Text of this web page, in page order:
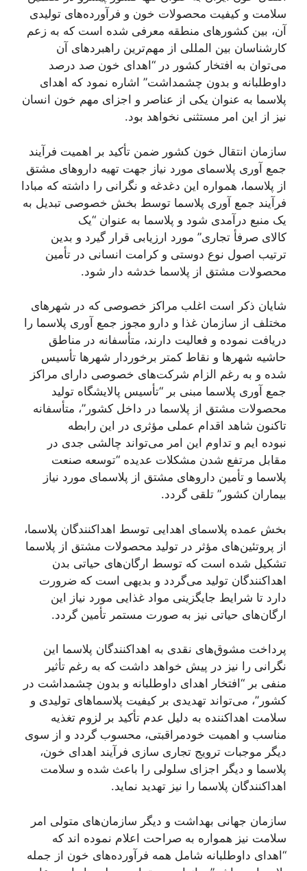
سلامت و کیفیت محصولات خون و فرآورده‌های تولیدی
آن، بین کشورهای منطقه معرفی شده است که به زعم
کارشناسان بین المللی از مهم‌ترین راهبردهای آن
می‌توان به افتخار کشور در “اهدای خون صد درصد
داوطلبانه و بدون چشمداشت” اشاره نمود که اهدای
پلاسما به عنوان یکی از عناصر و اجزای مهم خون انسان
نیز از این امر مستثنی نخواهد بود.
سازمان انتقال خون کشور ضمن تأکید بر اهمیت فرآیند
جمع آوری پلاسمای مورد نیاز جهت تهیه داروهای مشتق
از پلاسما، همواره این دغدغه و نگرانی را داشته که مبادا
فرآیند جمع آوری پلاسما توسط بخش خصوصی تبدیل به
یک منبع درآمدی شود و پلاسما به عنوان “یک
کالای صرفأ تجاری” مورد ارزیابی قرار گیرد و بدین
ترتیب اصول نوع دوستی و کرامت انسانی در تأمین
محصولات مشتق از پلاسما خدشه دار شود.
شایان ذکر است اغلب مراکز خصوصی که در شهرهای
مختلف از سازمان غذا و دارو مجوز جمع آوری پلاسما را
دریافت نموده و فعالیت دارند، متأسفانه در مناطق
حاشیه شهرها و نقاط کمتر برخوردار شهرها تأسیس
شده و به رغم الزام شرکت‌های خصوصی دارای مراکز
جمع آوری پلاسما مبنی بر “تأسیس پالایشگاه تولید
محصولات مشتق از پلاسما در داخل کشور”، متأسفانه
تاکنون شاهد اقدام عملی مؤثری در این رابطه
نبوده ایم و تداوم این امر می‌تواند چالشی جدی در
مقابل مرتفع شدن مشکلات عدیده “توسعه صنعت
پلاسما و تأمین داروهای مشتق از پلاسمای مورد نیاز
بیماران کشور” تلقی گردد.
بخش عمده پلاسمای اهدایی توسط اهداکنندگان پلاسما،
از پروتئین‌های مؤثر در تولید محصولات مشتق از پلاسما
تشکیل شده است که توسط ارگان‌های حیاتی بدن
اهداکنندگان تولید می‌گردد و بدیهی است که ضرورت
دارد تا شرایط جایگزینی مواد غذایی مورد نیاز این
ارگان‌های حیاتی نیز به صورت مستمر تأمین گردد.
پرداخت مشوق‌های نقدی به اهداکنندگان پلاسما این
نگرانی را نیز در پیش خواهد داشت که به رغم تأثیر
منفی بر “افتخار اهدای داوطلبانه و بدون چشمداشت در
کشور”، می‌تواند تهدیدی بر کیفیت پلاسماهای تولیدی و
سلامت اهداکننده به دلیل عدم تأکید بر لزوم تغذیه
مناسب و اهمیت خودمراقبتی، محسوب گردد و از سوی
دیگر موجبات ترویج تجاری سازی فرآیند اهدای خون،
پلاسما و دیگر اجزای سلولی را باعث شده و سلامت
اهداکنندگان پلاسما را نیز تهدید نماید.
سازمان جهانی بهداشت و دیگر سازمان‌های متولی امر
سلامت نیز همواره به صراحت اعلام نموده اند که
“اهدای داوطلبانه شامل همه فرآورده‌های خون از جمله